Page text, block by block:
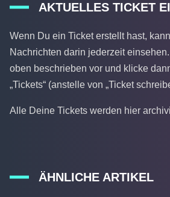
AKTUELLES TICKET
Wenn Du ein Ticket erstellt hast,
Nachrichten darin jederzeit
oben beschrieben vor und klicke
„Tickets“ (anstelle von „Ticket
Alle Deine Tickets werden hier
ÄHNLICHE ARTIKEL